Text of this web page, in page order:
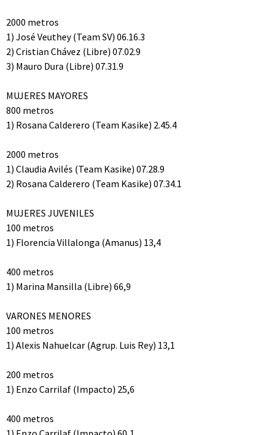
2000 metros
1) José Veuthey (Team SV) 06.16.3
2) Cristian Chávez (Libre) 07.02.9
3) Mauro Dura (Libre) 07.31.9
MUJERES MAYORES
800 metros
1) Rosana Calderero (Team Kasike) 2.45.4
2000 metros
1) Claudia Avilés (Team Kasike) 07.28.9
2) Rosana Calderero (Team Kasike) 07.34.1
MUJERES JUVENILES
100 metros
1) Florencia Villalonga (Amanus) 13,4
400 metros
1) Marina Mansilla (Libre) 66,9
VARONES MENORES
100 metros
1) Alexis Nahuelcar (Agrup. Luis Rey) 13,1
200 metros
1) Enzo Carrilaf (Impacto) 25,6
400 metros